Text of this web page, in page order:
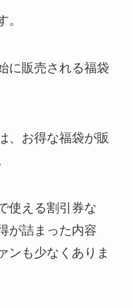
。
に販売される福袋
、お得な福袋が販
使える割引券な
が詰まった内容
ンも少なくありま